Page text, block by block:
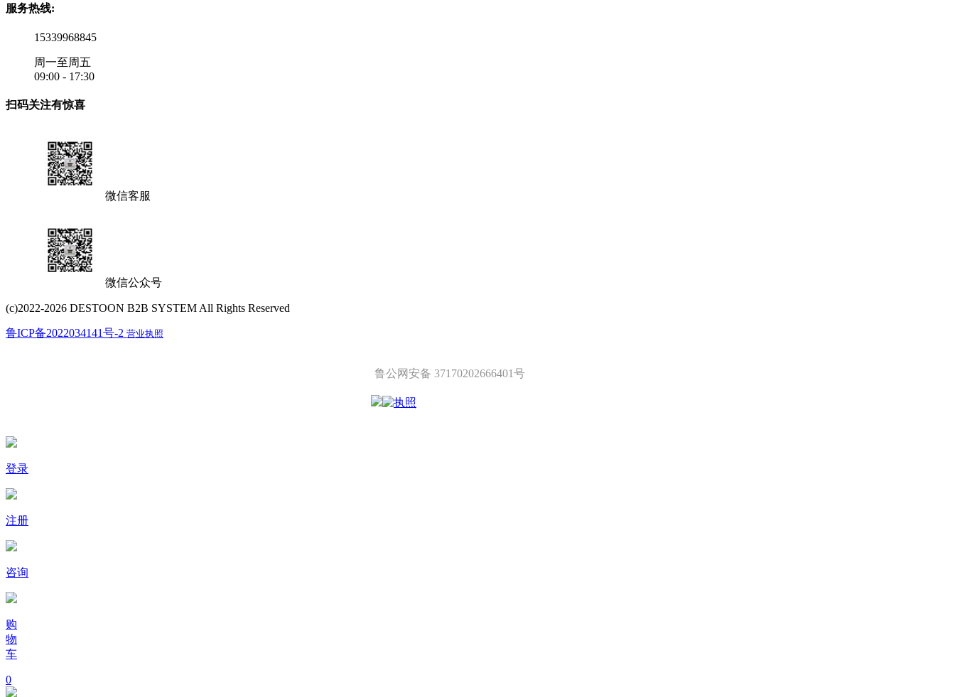
服务热线:
15339968845
周一至周五
09:00 - 17:30
扫码关注有惊喜
微信客服
微信公众号
(c)2022-2026 DESTOON B2B SYSTEM All Rights Reserved
鲁ICP备2022034141号-2 营业执照
鲁公网安备 37170202666401号
登录
注册
咨询
购
物
车
0